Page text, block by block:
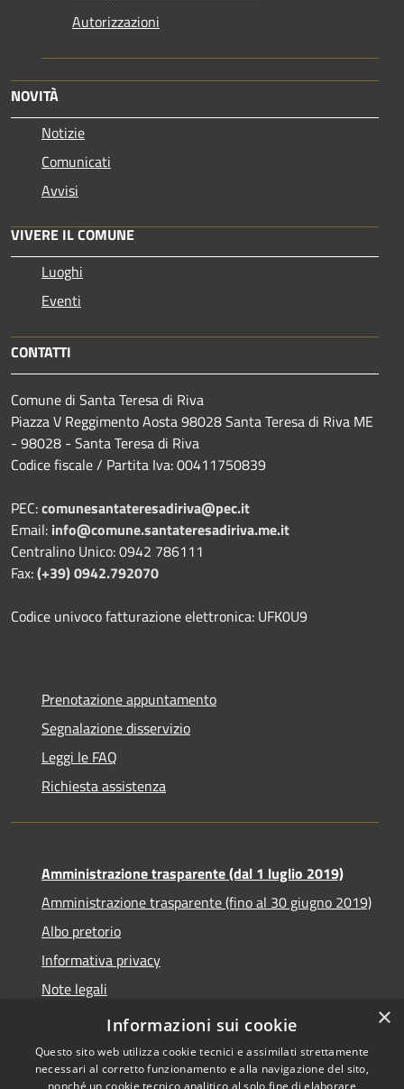
Autorizzazioni
NOVITÀ
Notizie
Comunicati
Avvisi
VIVERE IL COMUNE
Luoghi
Eventi
CONTATTI
Comune di Santa Teresa di Riva
Piazza V Reggimento Aosta 98028 Santa Teresa di Riva ME
- 98028 - Santa Teresa di Riva
Codice fiscale / Partita Iva: 00411750839
PEC:comunesantateresadiriva@pec.it
Email: info@comune.santateresadiriva.me.it
Centralino Unico: 0942 786111
Fax:(+39) 0942.792070
Codice univoco fatturazione elettronica: UFK0U9
Prenotazione appuntamento
Segnalazione disservizio
Leggi le FAQ
Richiesta assistenza
Amministrazione trasparente (dal 1 luglio 2019)
Amministrazione trasparente (fino al 30 giugno 2019)
Albo pretorio
Informativa privacy
Note legali
Dichiarazione di accessibilità
×
Informazioni sui cookie
Questo sito web utilizza cookie tecnici e assimilati strettamente
necessari al corretto funzionamento e alla navigazione del sito,
nonché un cookie tecnico analitico al solo fine di elaborare